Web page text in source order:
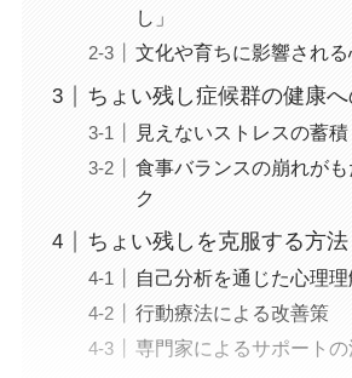
し」
文化や育ちに影響される
ちょい残し症候群の健康
見えないストレスの蓄積
食事バランスの崩れが
ク
ちょい残しを克服する方法
自己分析を通じた心理
行動療法による改善策
専門家によるサポートの